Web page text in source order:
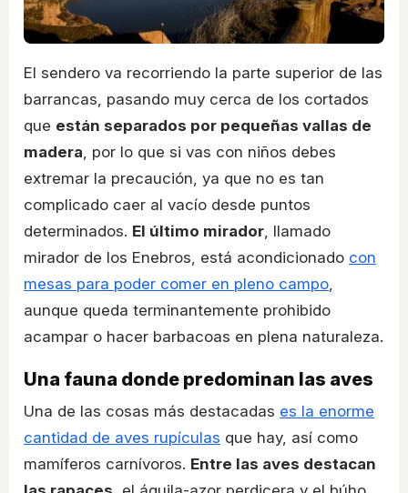
El sendero va recorriendo la parte superior de las
barrancas, pasando muy cerca de los cortados
que están separados por pequeñas vallas de
madera , por lo que si vas con niños debes
extremar la precaución, ya que no es tan
complicado caer al vacío desde puntos
determinados. El último mirador , llamado
mirador de los Enebros, está acondicionado con
mesas para poder comer en pleno campo
aunque queda terminantemente prohibido
acampar o hacer barbacoas en plena naturaleza.
Una fauna donde predominan las aves
Una de las cosas más destacadas es la enorme
cantidad de aves rupículas que hay, así como
mamíferos carnívoros. Entre las aves destacan